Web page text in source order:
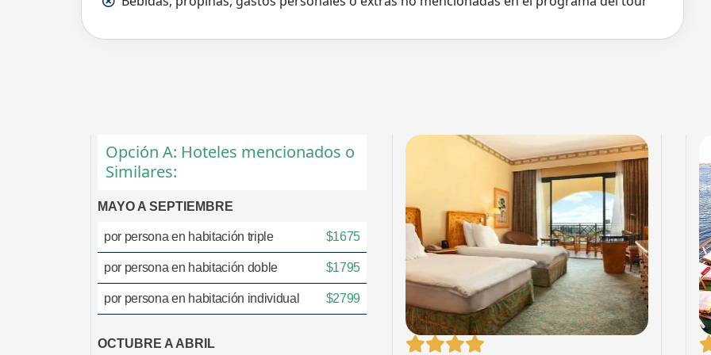
Opción A: Hoteles mencionados o
Similares:
MAYO A SEPTIEMBRE
por persona en habitación triple $1675
por persona en habitación doble $1795
por persona en habitación individual $2799
OCTUBRE A ABRIL